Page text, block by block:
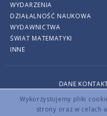
Wykorzystujemy pliki
strony oraz w celach
WYDARZENIA
DZIAŁALNOŚĆ NAUKOWA
WYDAWNICTWA
ŚWIAT MATEMATYKI
INNE
DANE
Copyright © 2026 by